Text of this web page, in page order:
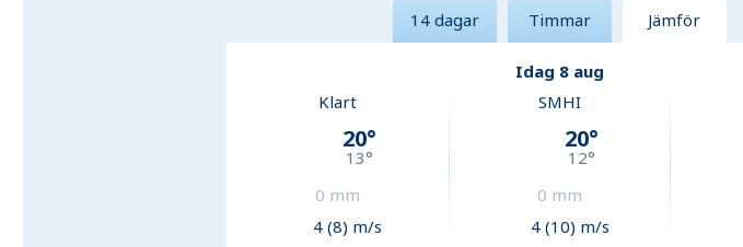
14 dagar Timmar Jämför
Idag 8 aug
Klart
20°
13°
0 mm
4 (8) m/s
SMHI
20°
12°
0 mm
4 (10) m/s